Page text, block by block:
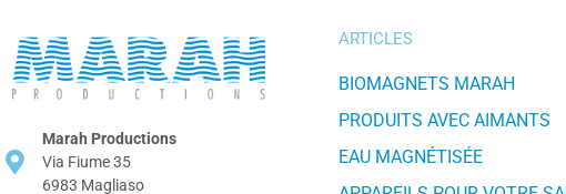
Marah Productions
Via Fiume 35
6983 Magliaso
ARTICLES
BIOMAGNETS MARAH
PRODUITS AVEC AIMANTS
EAU MAGNÉTISÉE